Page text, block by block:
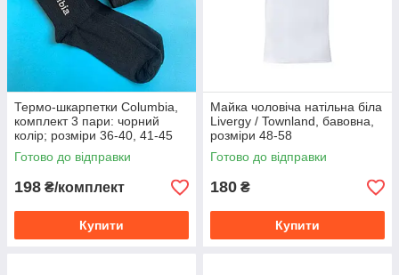
Термо-шкарпетки Columbia,
комплект 3 пари: чорний
колір; розміри 36-40, 41-45
Готово до відправки
198 ₴/комплект
Купити
Майка чоловіча натільна біла
Livergy / Townland, бавовна,
розміри 48-58
Готово до відправки
180 ₴
Купити